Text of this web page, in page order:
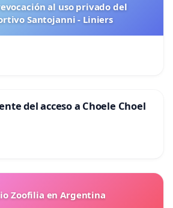
al uso privado del
Santojanni - Liniers
del acceso a Choele Choel
Zoofilia en Argentina